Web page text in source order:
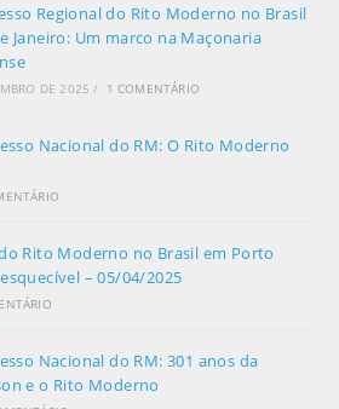
Regional do Rito Moderno no Brasil
Janeiro: Um marco na Maçonaria
DE 2025 / 1 COMENTÁRIO
Nacional do RM: O Rito Moderno
Rito Moderno no Brasil em Porto
– 05/04/2025
Nacional do RM: 301 anos da
e o Rito Moderno